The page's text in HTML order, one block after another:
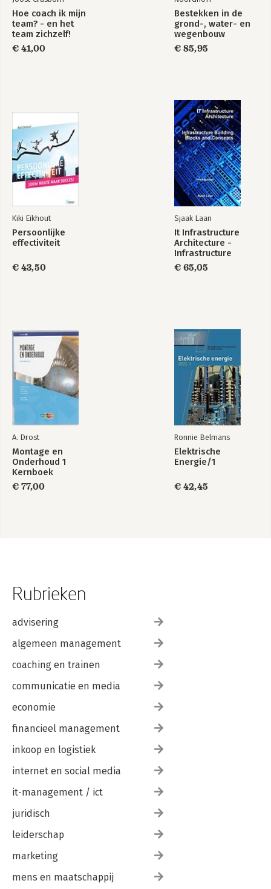
skills
literatuur
Herkomst song-citaten
Bijlage: Overzicht van waarden
Hoe coach ik mijn
team? - en het
team zichzelf!
€ 41,00
Bestekken in de
grond-, water- en
wegenbouw
€ 85,95
Kiki Eikhout
Persoonlijke
effectiviteit
€ 43,50
Sjaak Laan
It Infrastructure
Architecture -
Infrastructure
Building Blocks and
Concepts Third
€ 65,05
A. Drost
Montage en
Onderhoud 1
Kernboek
€ 77,00
Ronnie Belmans
Elektrische
Energie/1
€ 42,45
Rubrieken
advisering
algemeen management
coaching en trainen
communicatie en media
economie
financieel management
inkoop en logistiek
internet en social media
it-management / ict
juridisch
leiderschap
marketing
mens en maatschappij